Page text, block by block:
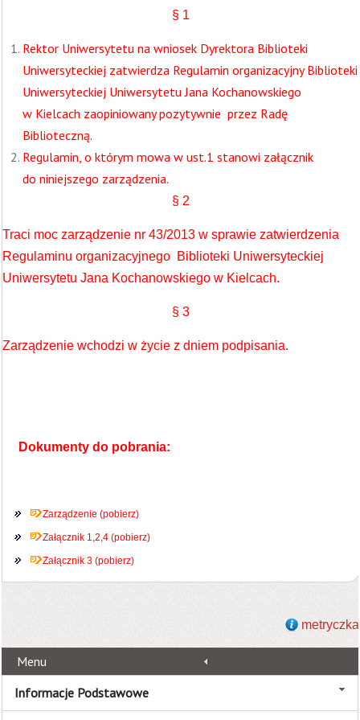
§ 1
Rektor Uniwersytetu na wniosek Dyrektora Biblioteki
Uniwersyteckiej zatwierdza Regulamin organizacyjny Biblioteki
Uniwersyteckiej Uniwersytetu Jana Kochanowskiego
w Kielcach zaopiniowany pozytywnie przez Radę
Biblioteczną.
Regulamin, o którym mowa w ust.1 stanowi załącznik
do niniejszego zarządzenia.
§ 2
Traci moc zarządzenie nr 43/2013 w sprawie zatwierdzenia
Regulaminu organizacyjnego Biblioteki Uniwersyteckiej
Uniwersytetu Jana Kochanowskiego w Kielcach.
§ 3
Zarządzenie wchodzi w życie z dniem podpisania.
Dokumenty do pobrania:
Zarządzenie (pobierz)
Załącznik 1,2,4 (pobierz)
Załącznik 3 (pobierz)
metryczka
Menu
Informacje Podstawowe